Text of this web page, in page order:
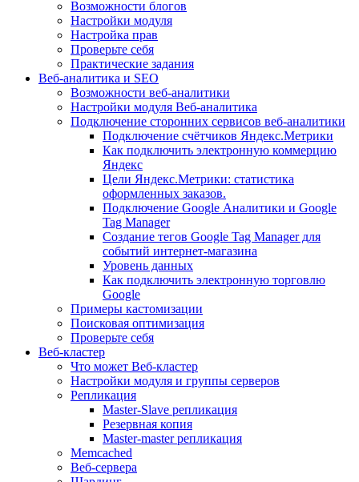
Возможности блогов
Настройки модуля
Настройка прав
Проверьте себя
Практические задания
Веб-аналитика и SEO
Возможности веб-аналитики
Настройки модуля Веб-аналитика
Подключение сторонних сервисов веб-аналитики
Подключение счётчиков Яндекс.Метрики
Как подключить электронную коммерцию
Яндекс
Цели Яндекс.Метрики: статистика
оформленных заказов.
Подключение Google Аналитики и Google
Tag Manager
Создание тегов Google Tag Manager для
событий интернет-магазина
Уровень данных
Как подключить электронную торговлю
Google
Примеры кастомизации
Поисковая оптимизация
Проверьте себя
Веб-кластер
Что может Веб-кластер
Настройки модуля и группы серверов
Репликация
Master-Slave репликация
Резервная копия
Master-master репликация
Memcached
Веб-сервера